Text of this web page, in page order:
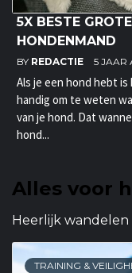
5X BESTE GROTE
HONDENMAND
BY REDACTIE 5 JAAR
Als je een hond hebt
handig om te weten
van je hond. Dat
hond...
Alles voor
Heerlijk
TRAINING &